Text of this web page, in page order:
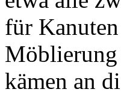
für
Möblierung
kämen an